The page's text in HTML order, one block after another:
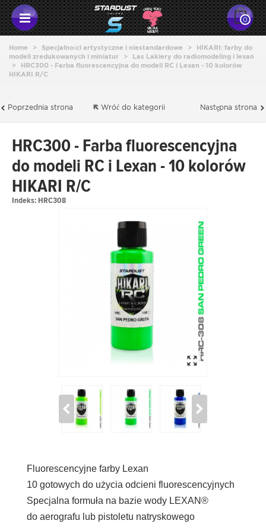
0
Home > Specjalności artystyczne i niestandardowe >
HIKARI: farby do
modeli zredukowanych i miniatur
>
Las Lakiery do radiomodeling i lexan
>
HRC300 - Farba fluorescencyjna do modeli RC i Lexan - 10 kolorów
HIKARI R/C
Poprzednia strona Następna strona
Wróć do kategorii
HRC300 - Farba fluorescencyjna
do modeli RC i Lexan - 10 kolorów
HIKARI R/C
Indeks:HRC308
Fluorescencyjne farby Lexan
10 gotowych do użycia odcieni fluorescencyjnych
Specjalna formuła na bazie wody LEXAN®
do aerografu lub pistoletu natryskowego